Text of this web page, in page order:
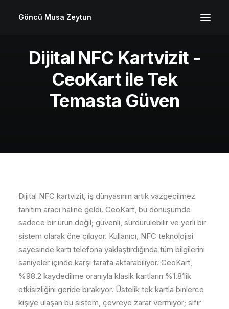
Göncü Musa Zeytun
Dijital NFC Kartvizit -
CeoKart ile Tek
Temasta Güven
Dijital NFC kartvizit, iş dünyasının artık vazgeçilmez
tanıtım aracı haline geldi. CeoKart, bu dönüşümde
sadece bir ürün değil; güvenli, sürdürülebilir ve yerli bir
sistem olarak öne çıkıyor. Kullanıcı, NFC teknolojisi
sayesinde kartı telefona yaklaştırdığında tüm bilgilerini
saniyeler içinde karşı tarafa aktarabiliyor. CeoKart,
%98.2 kaydedilme oranıyla klasik kartların %1.8’lik
etkisizliğini geride bırakıyor. Üstelik tek kartla binlerce
kişiye ulaşan bu sistem, çevreye zarar vermiyor; sıfır